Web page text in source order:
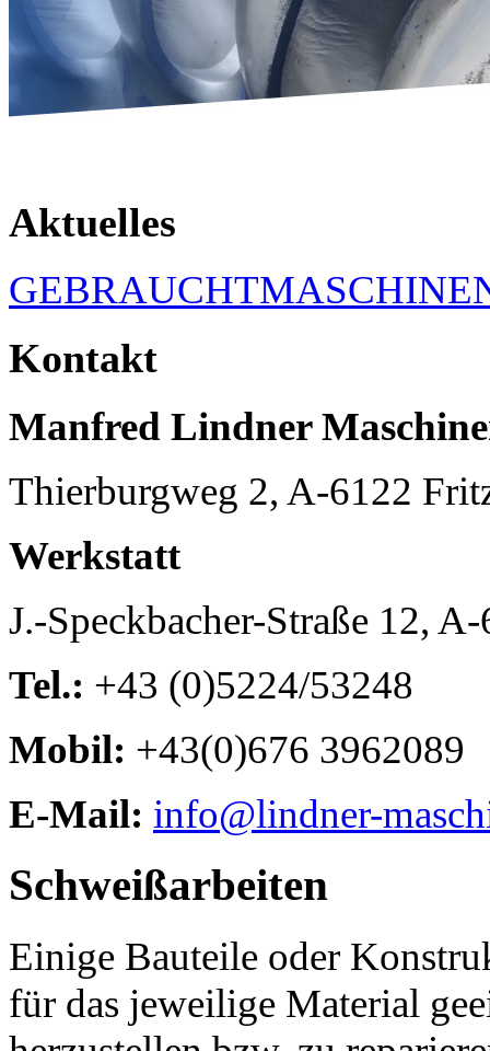
Aktuelles
Kontakt
Manfred Lindner
Thierburgweg 2, A-6122
Werkstatt
J.-Speckbacher-Straße 12,
Tel.: +43 (0)5224/53248
Mobil: +43(0)676 3962089
E-Mail: info@lindner-
Schweißarbeiten
Einige Bauteile oder
für das jeweilige Material